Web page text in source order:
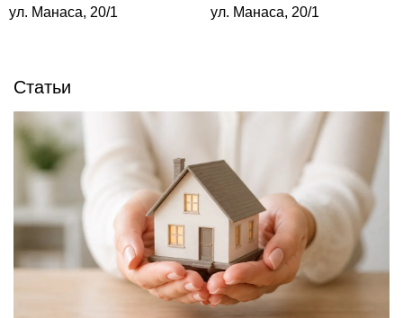
ул. Манаса, 20/1 ул. Манаса, 20/1
Статьи